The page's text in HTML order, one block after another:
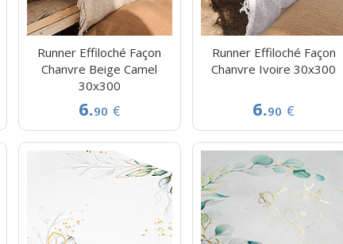
Runner Effiloché Façon
Chanvre Beige Camel
30x300
6.90 €
Runner Effiloché Façon
Chanvre Ivoire 30x300
6.90 €